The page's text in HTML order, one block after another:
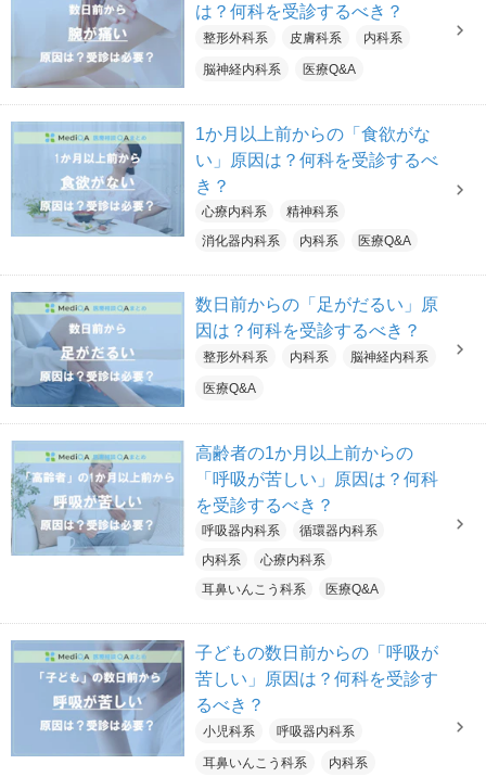
は？何科を受診するべき？
整形外科系 皮膚科系 内科系
脳神経内科系 医療Q&A
1か月以上前からの「食欲がな
い」原因は？何科を受診するべ
き？
心療内科系
精神科系
消化器内科系
内科系 医療Q&A
数日前からの「足がだるい」原
因は？何科を受診するべき？
整形外科系 内科系 脳神経内科系
医療Q&A
高齢者の1か月以上前からの
「呼吸が苦しい」原因は？何科
を受診するべき？
呼吸器内科系
循環器内科系
内科系
心療内科系
耳鼻いんこう科系
医療Q&A
子どもの数日前からの「呼吸が
苦しい」原因は？何科を受診す
るべき？
小児科系 呼吸器内科系
耳鼻いんこう科系 内科系